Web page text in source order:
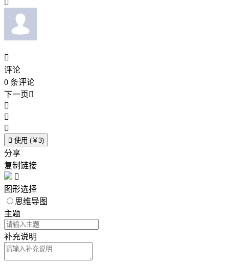


评论
0 条评论
下一页



 使用 (￥3)
分享
复制链接

图形选择
思维导图
主题
补充说明